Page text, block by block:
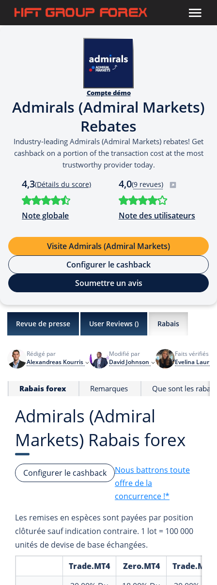
Compte démo
Admirals (Admiral Markets)
Rebates
Industry-leading Admirals (Admiral Markets) rebates! Get
cashback on a portion of the transaction cost at the most
trustworthy provider today.
4,3(Détails du score)
Note globale
4,0(9 revues)
Note des utilisateurs
Visite Admirals (Admiral Markets)
Configurer le cashback
Soumettre un avis
Revue de presse User Reviews () Rabais
Rédigé par
Alexandreas Kourris
Modifié par
David Johnson
Faits vérifiés
Evelina
Rabais forex Remarques Que sont les rabais
Admirals (Admiral
Markets) Rabais forex
Configurer le cashback
Nous battrons toute
offre de la
concurrence !*
Les remises en espèces sont payées par position
clôturée sauf indication contraire. 1 lot = 100 000
unités de devise de base échangées.
Trade.MT4
Zero.MT4 Trade.MT5